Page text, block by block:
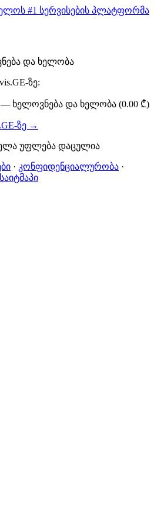
#1 სერვისების პლატფორმა
და ხელობა
ზე:
— ხელოვნება და ხელობა (0.00 ₾)
ზე →
უფლება დაცულია
· კონფიდენციალურობა ·
საიტმაპი